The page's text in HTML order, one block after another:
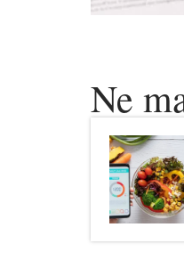
Ne